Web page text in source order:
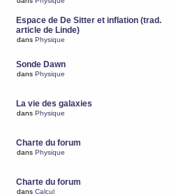
Espace de De Sitter et inflation (trad.
article de Linde)
dans Physique
Sonde Dawn
dans Physique
La vie des galaxies
dans Physique
Charte du forum
dans Physique
Charte du forum
dans Calcul